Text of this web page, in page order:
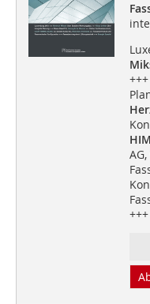
+++
AG,
+++